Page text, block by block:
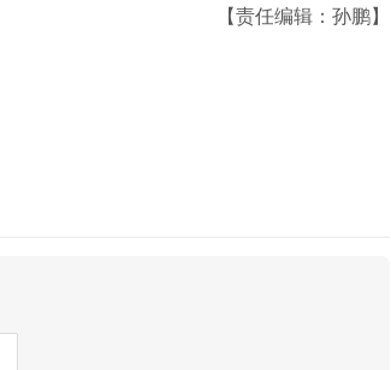
【责任编辑：孙鹏】